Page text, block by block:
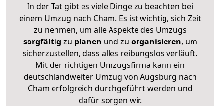
In der Tat gibt es viele Dinge zu beachten bei
einem Umzug nach Cham. Es ist wichtig, sich Zeit
zu nehmen, um alle Aspekte des Umzugs
sorgfältig zu planen und zu organisieren, um
sicherzustellen, dass alles reibungslos verläuft.
Mit der richtigen Umzugsfirma kann ein
deutschlandweiter Umzug von Augsburg nach
Cham erfolgreich durchgeführt werden und
dafür sorgen wir.